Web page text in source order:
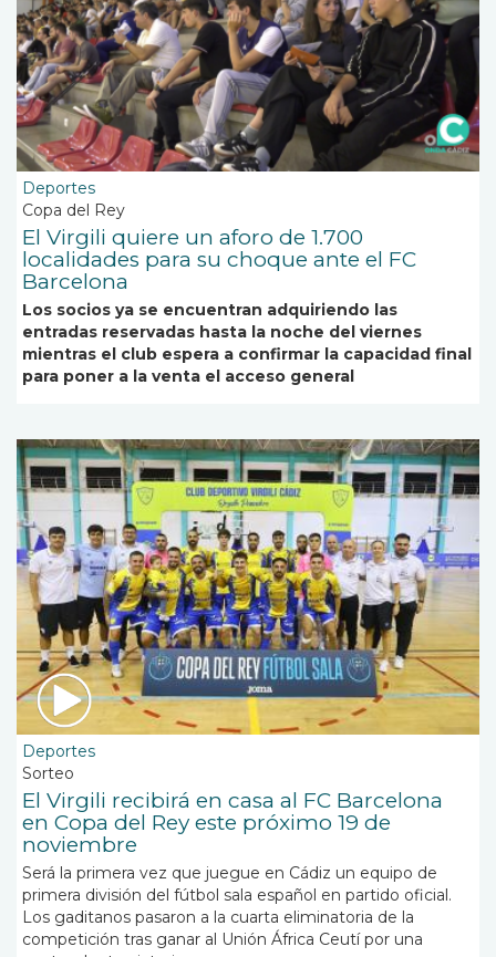
Deportes
Copa del Rey
El Virgili quiere un aforo de 1.700
localidades para su choque ante el FC
Barcelona
Los socios ya se encuentran adquiriendo las
entradas reservadas hasta la noche del viernes
mientras el club espera a confirmar la capacidad final
para poner a la venta el acceso general
Deportes
Sorteo
El Virgili recibirá en casa al FC Barcelona
en Copa del Rey este próximo 19 de
noviembre
Será la primera vez que juegue en Cádiz un equipo de
primera división del fútbol sala español en partido oficial.
Los gaditanos pasaron a la cuarta eliminatoria de la
competición tras ganar al Unión África Ceutí por una